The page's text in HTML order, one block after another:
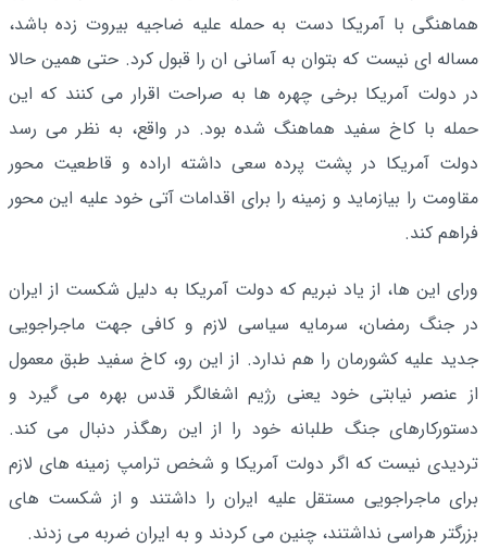
هماهنگی با آمریکا دست به حمله علیه ضاجیه بیروت زده باشد،
مساله ای نیست که بتوان به آسانی ان را قبول کرد. حتی همین حالا
در دولت آمریکا برخی چهره ها به صراحت اقرار می کنند که این
حمله با کاخ سفید هماهنگ شده بود. در واقع، به نظر می رسد
دولت آمریکا در پشت پرده سعی داشته اراده و قاطعیت محور
مقاومت را بیازماید و زمینه را برای اقدامات آتی خود علیه این محور
فراهم کند.
ورای این ها، از یاد نبریم که دولت آمریکا به دلیل شکست از ایران
در جنگ رمضان، سرمایه سیاسی لازم و کافی جهت ماجراجویی
جدید علیه کشورمان را هم ندارد. از این رو، کاخ سفید طبق معمول
از عنصر نیابتی خود یعنی رژیم اشغالگر قدس بهره می گیرد و
دستورکارهای جنگ طلبانه خود را از این رهگذر دنبال می کند.
تردیدی نیست که اگر دولت آمریکا و شخص ترامپ زمینه های لازم
برای ماجراجویی مستقل علیه ایران را داشتند و از شکست های
بزرگتر هراسی نداشتند، چنین می کردند و به ایران ضربه می زدند.